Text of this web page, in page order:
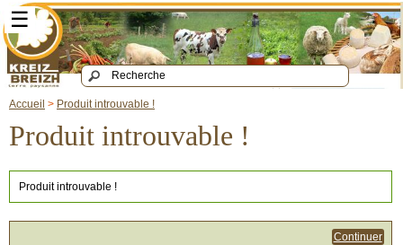
☰
Accueil > Produit introuvable !
Produit introuvable !
Produit introuvable !
Continuer